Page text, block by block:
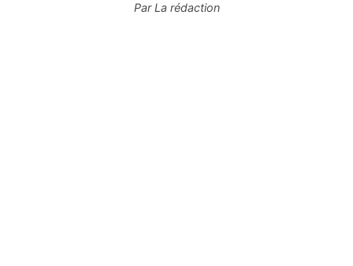
ParLa rédaction